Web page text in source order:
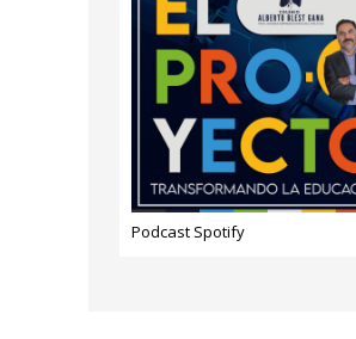
Podcast Spotify